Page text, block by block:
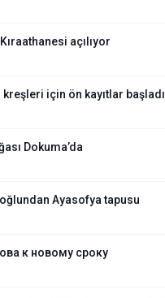
açılıyor
kreşleri için ön kayıtlar başladı
Dokuma’da
Ayasofya tapusu
к новому сроку